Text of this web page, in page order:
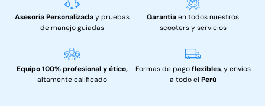
Asesoría Personalizaday pruebas
de manejo guiadas
Equipo 100% profesional y ético,
altamente calificado
Garantíaen todos nuestros
scooters y servicios
Formas de pagoflexibles, y envíos
a todo el Perú